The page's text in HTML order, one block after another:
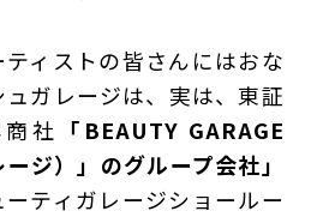
ィストの皆さんにはおな
ュガレージは、実は、東証
社 「BEAUTY GARAGE
ージ）」のグループ会社」
ティガレージショールー